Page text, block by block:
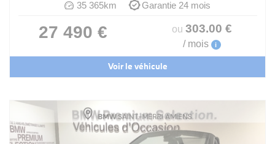
35 365km
Garantie 24 mois
27 490 € ou 303.00 €
/ mois i
Voir le véhicule